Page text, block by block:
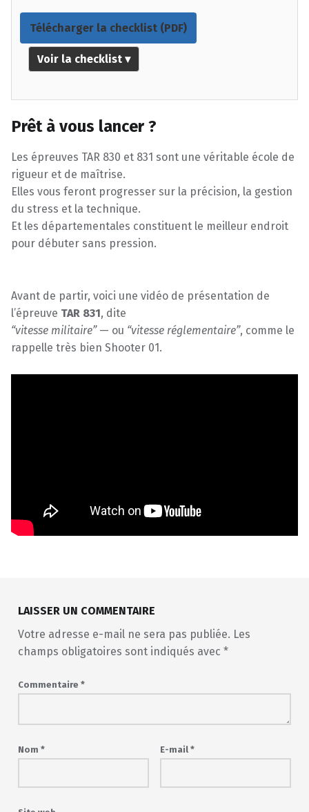
Télécharger la checklist (PDF)
Voir la checklist ▾
Prêt à vous lancer ?
Les épreuves TAR 830 et 831 sont une véritable école de
rigueur et de maîtrise.
Elles vous feront progresser sur la précision, la gestion
du stress et la technique.
Et les départementales constituent le meilleur endroit
pour débuter sans pression.
Avant de partir, voici une vidéo de présentation de
l’épreuve TAR 831, dite
“vitesse militaire”— ou “vitesse réglementaire”, comme le
rappelle très bien Shooter 01.
LAISSER UN COMMENTAIRE
Votre adresse e-mail ne sera pas publiée. Les
champs obligatoires sont indiqués avec *
Commentaire *
Nom * E-mail *